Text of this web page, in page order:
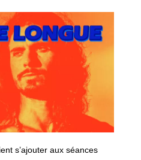
s’ajouter aux séances